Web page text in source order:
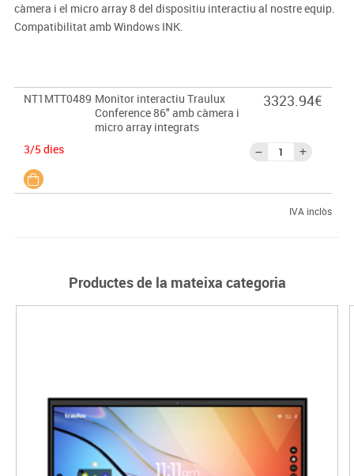
càmera i el micro array 8 del dispositiu interactiu al nostre equip.
Compatibilitat amb Windows INK.
NT1MTT0489 Monitor interactiu Traulux
Conference 86" amb càmera i
micro array integrats
3/5 dies
3323.94€
IVA inclòs
Productes de la mateixa categoria